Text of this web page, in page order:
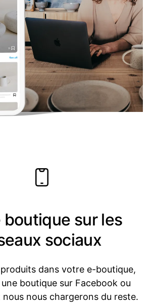
boutique sur les
sociaux
dans votre e-boutique,
boutique sur Facebook ou
nous chargerons du reste.